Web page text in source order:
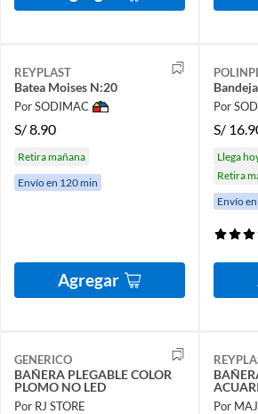
REYPLAST
Batea Moises N:20
Por SODIMAC
S/8.90
Retira mañana
Envío en 120 min
Agregar
Por
S/
Llega
Retira
Envío
GENERICO
BAÑERA PLEGABLE COLOR
PLOMO NO LED
Por RJ STORE Por